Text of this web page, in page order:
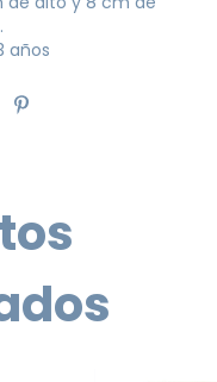
años